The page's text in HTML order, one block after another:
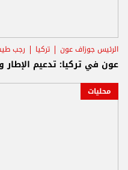
الرئيس جوزاف عون تركيا رجب
عون في تركيا: تدعيم
محليات